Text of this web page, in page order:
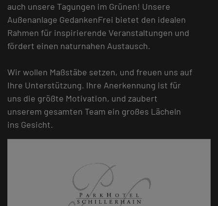
auch unsere Tagungen im Grünen! Unsere
Außenanlage GedankenFrei bietet den idealen
Rahmen für inspirierende Veranstaltungen und
fördert einen naturnahen Austausch.
Wir wollen Maßstäbe setzen, und freuen uns auf
Ihre Unterstützung. Ihre Anerkennung ist für
uns die größte Motivation, und zaubert
unserem gesamten Team ein großes Lächeln
ins Gesicht.